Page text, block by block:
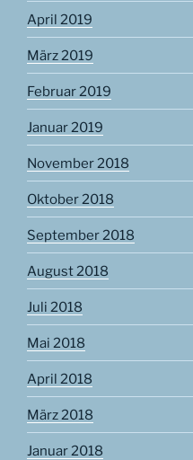
April 2019
März 2019
Februar 2019
Januar 2019
November 2018
Oktober 2018
September 2018
August 2018
Juli 2018
Mai 2018
April 2018
März 2018
Januar 2018